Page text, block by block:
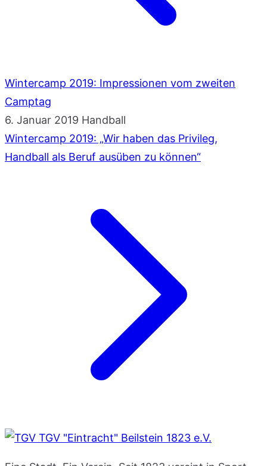
Wintercamp 2019: Impressionen vom zweiten
Camptag
6. Januar 2019 Handball
Wintercamp 2019: „Wir haben das Privileg,
Handball als Beruf ausüben zu können“
TGV "Eintracht" Beilstein 1823 e.V.